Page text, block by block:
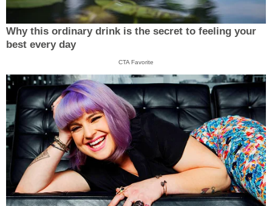
Why this ordinary drink is the secret to feeling your
best every day
CTA Favorite